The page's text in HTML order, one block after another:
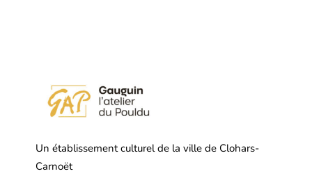
Un établissement culturel de la ville de Clohars-
Carnoët